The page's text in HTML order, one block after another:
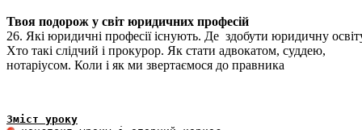
Твоя подорож у світ юридичних професій
26. Які юридичні професії існують. Де здобути юридичну
Хто такі слідчий і прокурор. Як стати адвокатом, суддею,
нотаріусом. Коли і як ми звертаємося до правника
Зміст уроку